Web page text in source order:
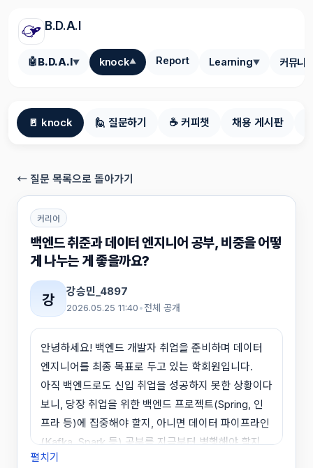
B.D.A.I
🤖B.D.A.I▼ knock▼ Report Learning▼ 커뮤니
🚪 knock 🙋 질문하기 ☕ 커피챗 채용 게시판
← 질문 목록으로 돌아가기
커리어
백엔드 취준과 데이터 엔지니어 공부, 비중을 어떻
게 나누는 게 좋을까요?
강 강승민_4897
2026.05.25 11:40•전체 공개
안녕하세요! 백엔드 개발자 취업을 준비하며 데이터
엔지니어를 최종 목표로 두고 있는 학회원입니다.
아직 백엔드로도 신입 취업을 성공하지 못한 상황이다
보니, 당장 취업을 위한 백엔드 프로젝트(Spring, 인
프라 등)에 집중해야 할지, 아니면 데이터 파이프라인
(Kafka, Spark 등) 공부를 지금부터 병행해야 할지
중심을 잡기가 어렵습니다.
펼치기